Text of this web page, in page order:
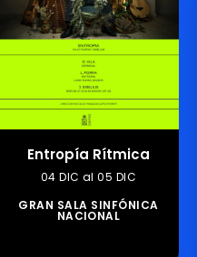
Entropía Rítmica
04 DIC al 05 DIC
GRAN SALA SINFÓNICA
NACIONAL